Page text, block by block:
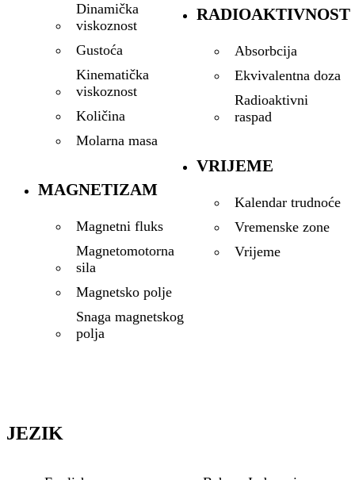
Dinamička
viskoznost
Gustoća
Kinematička
viskoznost
Količina
Molarna masa
MAGNETIZAM
Magnetni fluks
Magnetomotorna
sila
Magnetsko polje
Snaga magnetskog
polja
RADIOAKTIVNOST
Absorbcija
Ekvivalentna doza
Radioaktivni
raspad
VRIJEME
Kalendar trudnoće
Vremenske zone
Vrijeme
JEZIK